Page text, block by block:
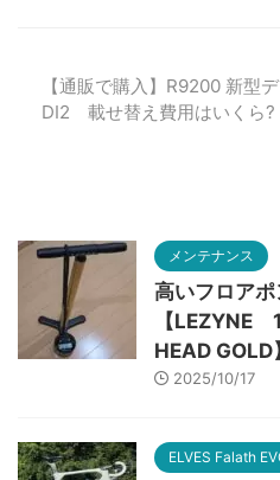
【通販で購入】R9200 新型
DI2 載せ替え費用はいくら?
メンテナンス
高いフロア
【LEZYNE
HEAD GOLD】
2025/10/17
ELVES Falath